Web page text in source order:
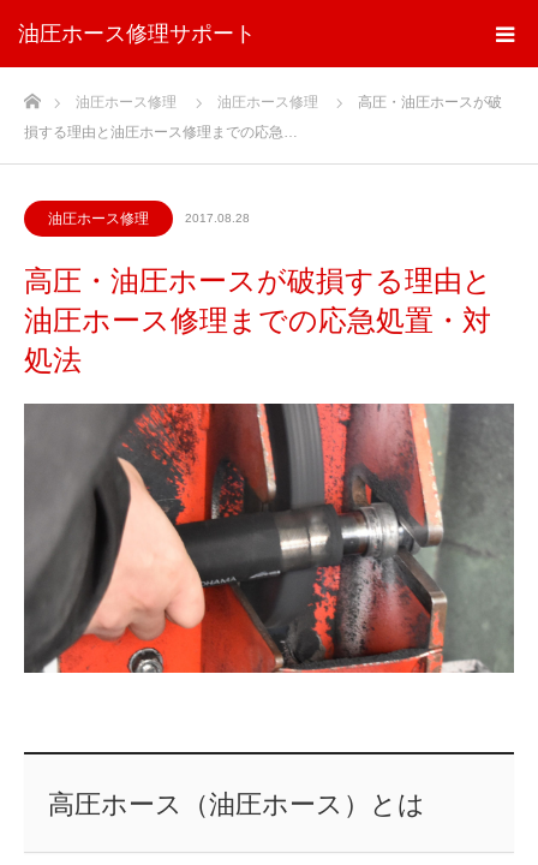
油圧ホース修理サポート
ホーム油圧ホース修理 油圧ホース修理
高圧・油圧ホースが破
損する理由と油圧ホース修理までの応急…
油圧ホース修理 2017.08.28
高圧・油圧ホースが破損する理由と
油圧ホース修理までの応急処置・対
処法
高圧ホース（油圧ホース）とは